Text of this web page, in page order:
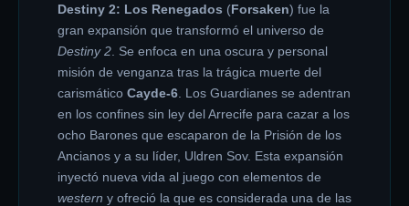
Destiny 2: Los Renegados (Forsaken) fue la
gran expansión que transformó el universo de
Destiny 2 . Se enfoca en una oscura y personal
misión de venganza tras la trágica muerte del
carismático Cayde-6 . Los Guardianes se adentran
en los confines sin ley del Arrecife para cazar a los
ocho Barones que escaparon de la Prisión de los
Ancianos y a su líder, Uldren Sov. Esta expansión
inyectó nueva vida al juego con elementos de
western y ofreció la que es considerada una de las